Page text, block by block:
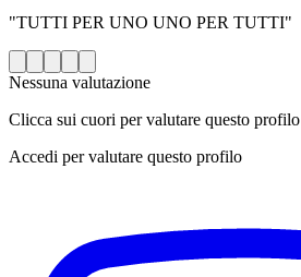
"TUTTI PER UNO UNO PER TUTTI"
Nessuna valutazione
Clicca sui cuori per valutare questo profilo
Accedi per valutare questo profilo